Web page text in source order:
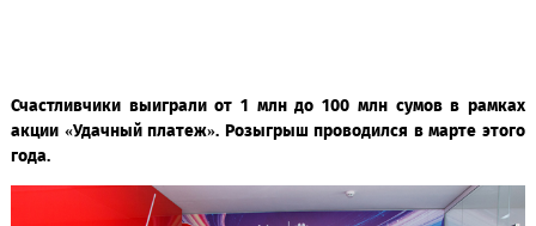
Счастливчики выиграли от 1 млн до 100 млн сумов в
акции «Удачный платеж». Розыгрыш проводился в марте